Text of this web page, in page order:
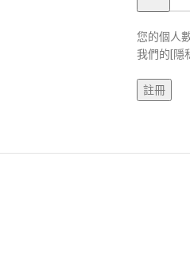
您的個人
我們的[隱
註冊